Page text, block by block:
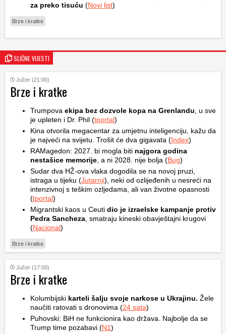
za preko tisuću (Novi list)
Brze i kratke
SLIČNE VIJESTI
Jučer (21:00)
Brze i kratke
Trumpova ekipa bez dozvole kopa na Grenlandu , u sve
je upleten i Dr. Phil (tportal)
Kina otvorila megacentar za umjetnu inteligenciju, kažu da
je najveći na svijetu. Trošit će dva gigavata (Index)
RAMagedon: 2027. bi mogla biti najgora godina
nestašice memorije , a ni 2028. nije bolja (Bug)
Sudar dva HŽ-ova vlaka dogodila se na novoj pruzi,
istraga u tijeku (Jutarnji), neki od ozlijeđenih u nesreći na
intenzivnoj s teškim ozljedama, ali van životne opasnosti
(tportal)
Migrantski kaos u Ceuti dio je izraelske kampanje protiv
Pedra Sancheza , smatraju kineski obavještajni krugovi
(Nacional)
Brze i kratke
Jučer (17:00)
Brze i kratke
Kolumbijski karteli šalju svoje narkose u Ukrajinu. Žele
naučiti ratovati s dronovima (24 sata)
Puhovski: BiH ne funkcionira kao država. Najbolje da se
Trump time pozabavi (N1)